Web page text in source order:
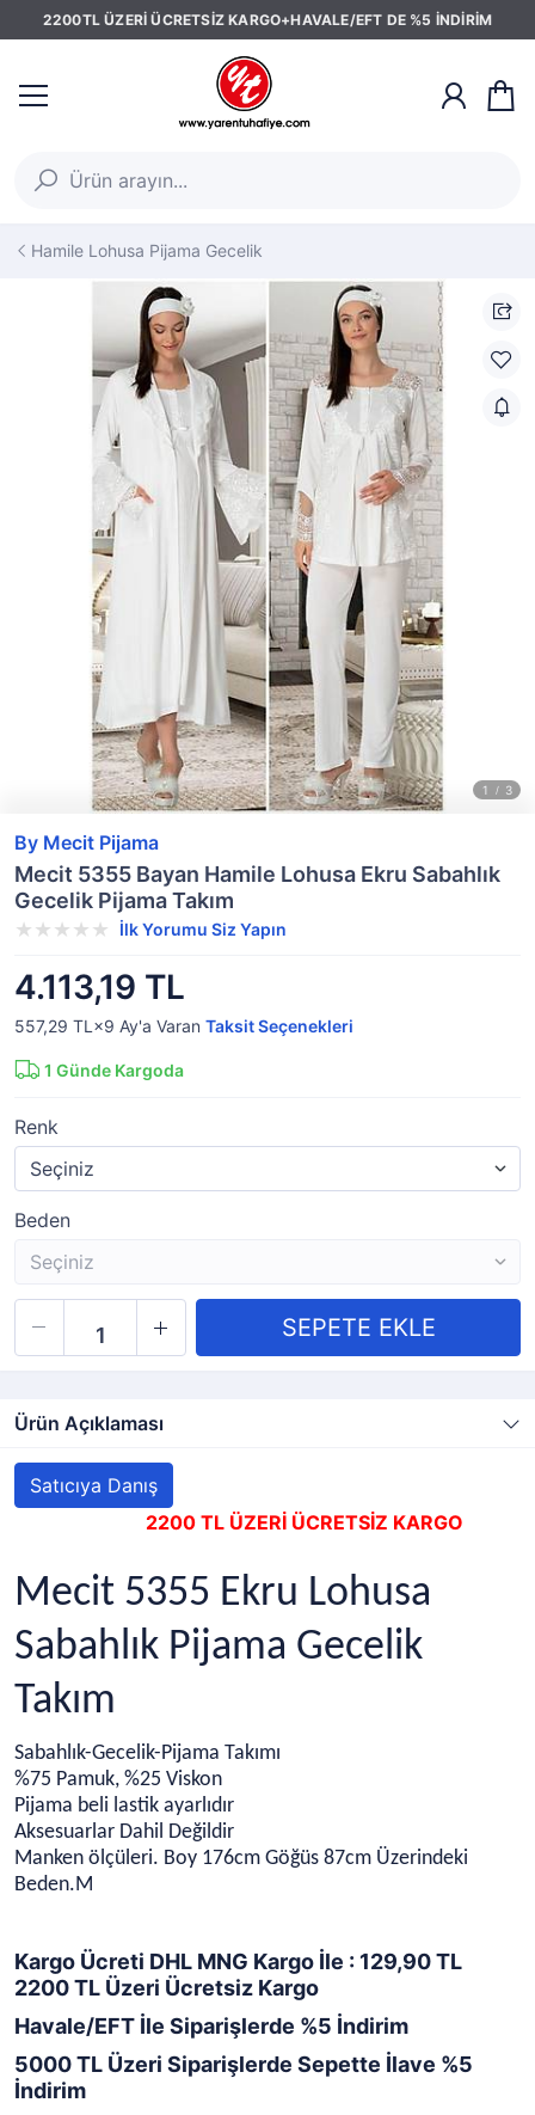
2200TL ÜZERİ ÜCRETSİZ KARGO+HAVALE/EFT DE %5 İNDİRİM
Hamile Lohusa Pijama Gecelik
By Mecit Pijama
Mecit 5355 Bayan Hamile Lohusa Ekru Sabahlık
Gecelik Pijama Takım
İlk Yorumu Siz Yapın
4.113,19 TL
557,29 TL×9 Ay'a Varan Taksit Seçenekleri
1 Günde Kargoda
Renk
Beden
Ürün Açıklaması
Satıcıya Danış
2200 TL ÜZERİ ÜCRETSİZ KARGO
Mecit 5355 Ekru Lohusa
Sabahlık Pijama Gecelik
Takım
Sabahlık-Gecelik-Pijama Takımı
%75 Pamuk, %25 Viskon
Pijama beli lastik ayarlıdır
Aksesuarlar Dahil Değildir
Manken ölçüleri. Boy 176cm Göğüs 87cm Üzerindeki
Beden.M
Kargo Ücreti DHL MNG Kargo İle : 129,90 TL
2200 TL Üzeri Ücretsiz Kargo
Havale/EFT İle Siparişlerde %5 İndirim
5000 TL Üzeri Siparişlerde Sepette İlave %5
İndirim